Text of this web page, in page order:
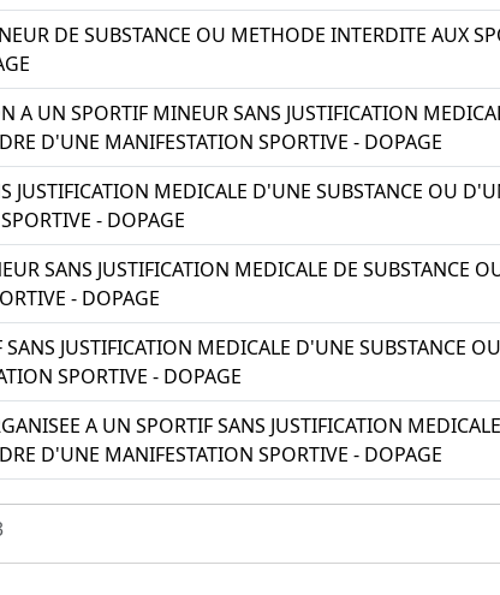
DE SUBSTANCE OU METHODE INTERDITE AUX
A UN SPORTIF MINEUR SANS JUSTIFICATION
D'UNE MANIFESTATION SPORTIVE - DOPAGE
JUSTIFICATION MEDICALE D'UNE SUBSTANCE OU
- DOPAGE
SANS JUSTIFICATION MEDICALE DE SUBSTANCE
- DOPAGE
JUSTIFICATION MEDICALE D'UNE SUBSTANCE
SPORTIVE - DOPAGE
A UN SPORTIF SANS JUSTIFICATION
D'UNE MANIFESTATION SPORTIVE - DOPAGE